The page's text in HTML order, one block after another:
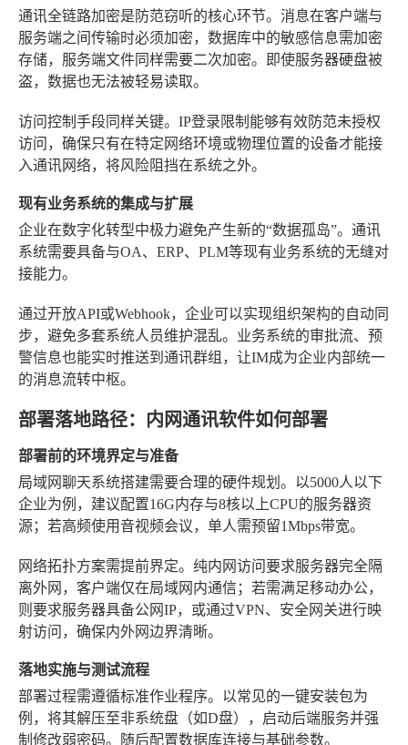
通讯全链路加密是防范窃听的核心环节。消息在客户端与
服务端之间传输时必须加密，数据库中的敏感信息需加密
存储，服务端文件同样需要二次加密。即使服务器硬盘被
盗，数据也无法被轻易读取。
访问控制手段同样关键。IP登录限制能够有效防范未授权
访问，确保只有在特定网络环境或物理位置的设备才能接
入通讯网络，将风险阻挡在系统之外。
现有业务系统的集成与扩展
企业在数字化转型中极力避免产生新的“数据孤岛”。通讯
系统需要具备与OA、ERP、PLM等现有业务系统的无缝对
接能力。
通过开放API或Webhook，企业可以实现组织架构的自动同
步，避免多套系统人员维护混乱。业务系统的审批流、预
警信息也能实时推送到通讯群组，让IM成为企业内部统一
的消息流转中枢。
部署落地路径：内网通讯软件如何部署
部署前的环境界定与准备
局域网聊天系统搭建需要合理的硬件规划。以5000人以下
企业为例，建议配置16G内存与8核以上CPU的服务器资
源；若高频使用音视频会议，单人需预留1Mbps带宽。
网络拓扑方案需提前界定。纯内网访问要求服务器完全隔
离外网，客户端仅在局域网内通信；若需满足移动办公，
则要求服务器具备公网IP，或通过VPN、安全网关进行映
射访问，确保内外网边界清晰。
落地实施与测试流程
部署过程需遵循标准作业程序。以常见的一键安装包为
例，将其解压至非系统盘（如D盘），启动后端服务并强
制修改弱密码。随后配置数据库连接与基础参数。